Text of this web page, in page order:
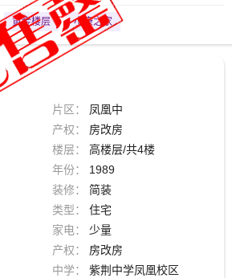
黄金楼层 小康之家
片区：
凤凰中
产权：
房改房
楼层：
高楼层/共4楼
年份：
1989
装修：
简装
类型：
住宅
家电：
少量
产权：
房改房
中学：
紫荆中学凤凰校区